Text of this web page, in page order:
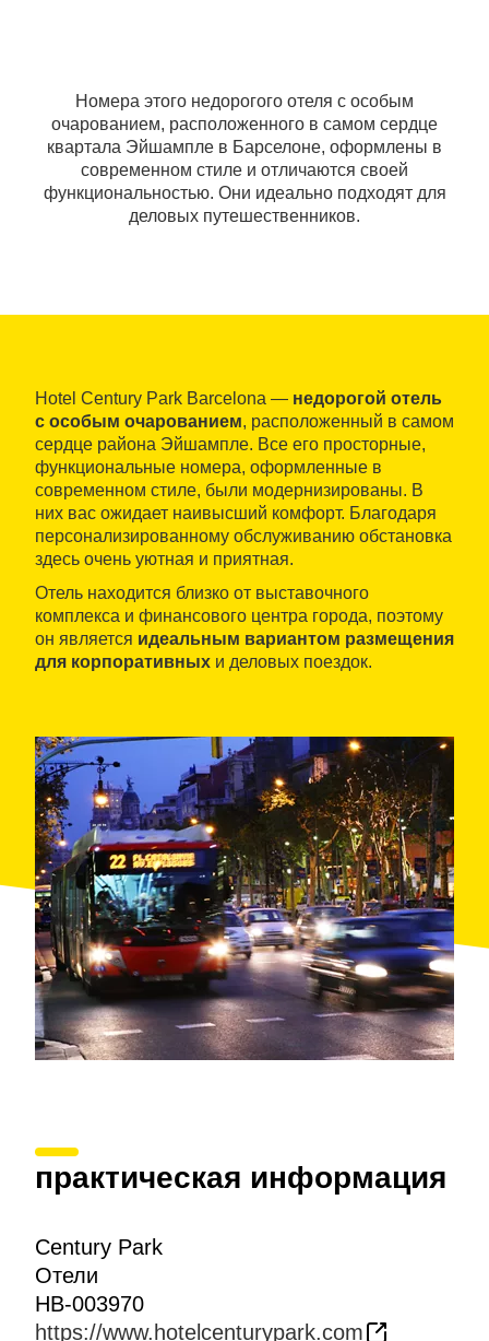
Номера этого недорогого отеля с особым
очарованием, расположенного в самом сердце
квартала Эйшампле в Барселоне, оформлены в
современном стиле и отличаются своей
функциональностью. Они идеально подходят для
деловых путешественников.
Hotel Century Park Barcelona — недорогой отель
с особым очарованием, расположенный в самом
сердце района Эйшампле. Все его просторные,
функциональные номера, оформленные в
современном стиле, были модернизированы. В
них вас ожидает наивысший комфорт. Благодаря
персонализированному обслуживанию обстановка
здесь очень уютная и приятная.
Отель находится близко от выставочного
комплекса и финансового центра города, поэтому
он является идеальным вариантом размещения
для корпоративных и деловых поездок.
практическая информация
Century Park
Отели
HB-003970
https://www.hotelcenturypark.com